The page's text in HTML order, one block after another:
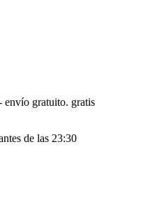
envío gratuito. gratis
de las 23:30